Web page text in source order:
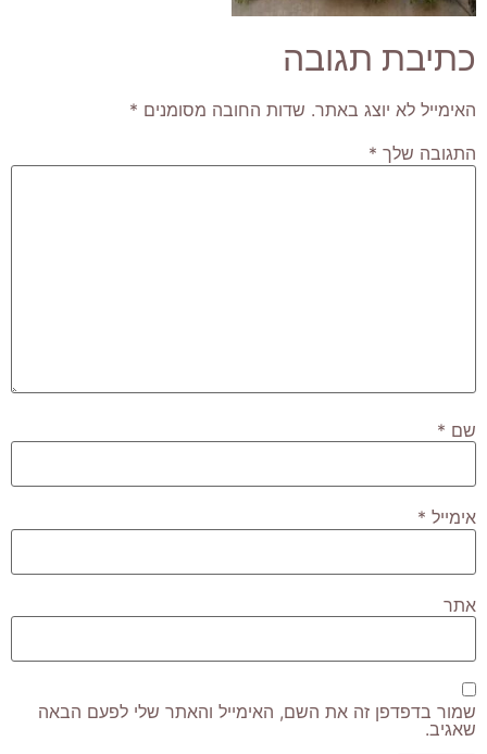
כתיבת תגובה
האימייל לא יוצג באתר. שדות החובה מסומנים *
התגובה שלך *
שם *
אימייל *
אתר
שמור בדפדפן זה את השם, האימייל והאתר שלי לפעם הבאה
שאגיב.